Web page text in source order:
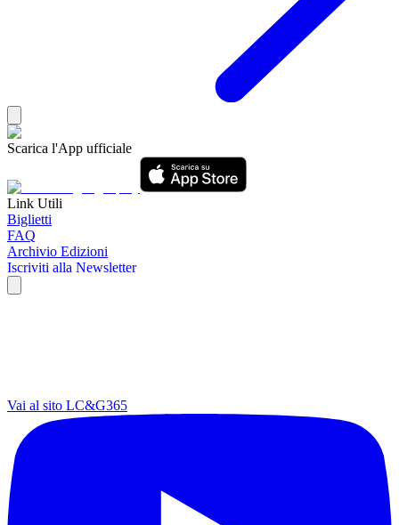
Scarica l'App ufficiale
Link Utili
Biglietti
FAQ
Archivio Edizioni
Iscriviti alla Newsletter
Vai al sito LC&G365